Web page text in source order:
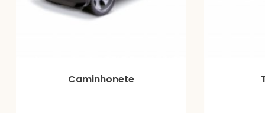
Caminhonete